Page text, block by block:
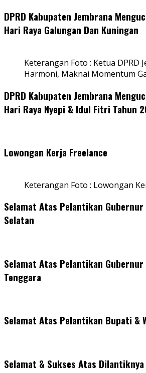
DPRD Kabupaten Jembrana
Hari Raya Galungan Dan Kuningan
Keterangan Foto : Ketua DPRD
Harmoni, Maknai Momentum
DPRD Kabupaten Jembrana
Hari Raya Nyepi & Idul Fitri Tahun
Lowongan Kerja Freelance
Keterangan Foto : Lowongan
Selamat Atas Pelantikan Gubernur
Selatan
Selamat Atas Pelantikan Gubernur
Tenggara
Selamat Atas Pelantikan Bupati &
Selamat & Sukses Atas Dilantiknya